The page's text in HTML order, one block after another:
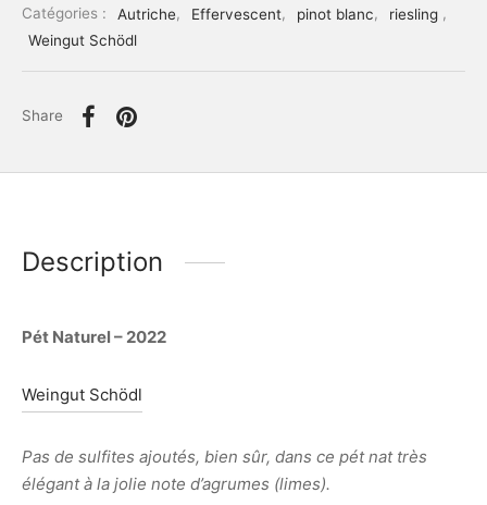
Catégories :
Autriche, Effervescent, pinot blanc, riesling ,
Weingut Schödl
Share
Description
Pét Naturel – 2022
Weingut Schödl
Pas de sulfites ajoutés, bien sûr, dans ce pét nat très
élégant à la jolie note d’agrumes (limes).